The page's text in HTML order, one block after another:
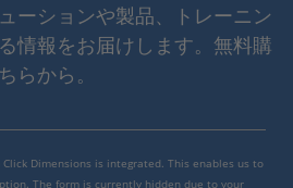
ーションや製品、トレーニン
情報をお届けします。無料購
らから。
Dimensions is integrated. This enables us to
The form is currently hidden due to your